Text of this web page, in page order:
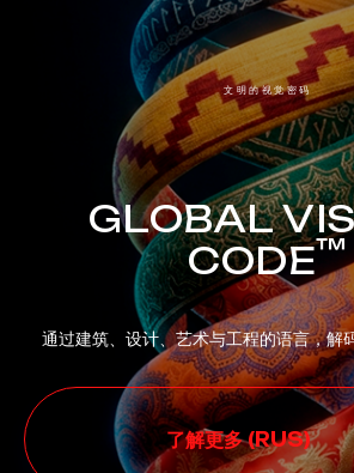
文明的视觉密码
GLOBAL
CODE™
通过建筑、设计、艺术与工程的语言，解
了解更多 (RUS)